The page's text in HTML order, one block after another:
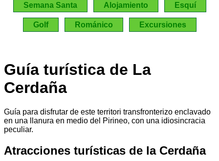
Semana Santa Alojamiento Esquí
Golf Románico Excursiones
Guía turística de La
Cerdaña
Guía para disfrutar de este territori transfronterizo enclavado
en una llanura en medio del Pirineo, con una idiosincracia
peculiar.
Atracciones turísticas de la Cerdaña